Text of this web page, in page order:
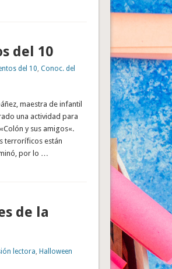
del 10
del 10, Conoc. del
maestra de infantil
una actividad para
y sus amigos«.
terroríficos están
por lo …
de la
lectora, Halloween